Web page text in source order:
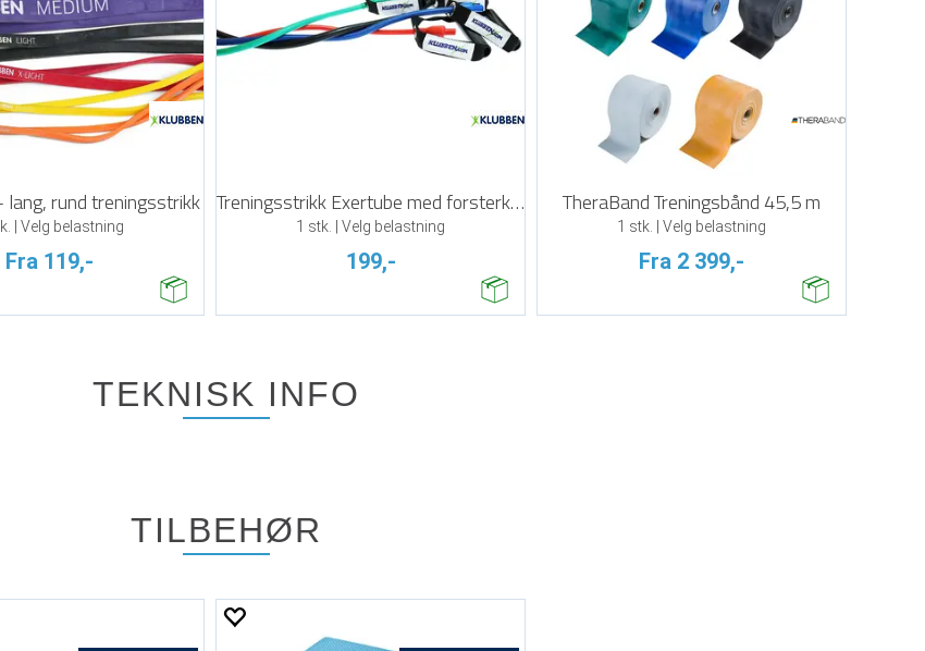
lang, rund treningsstrikk
| Velg belastning
Fra 119,-
Treningsstrikk Exertube med forsterkning
1 stk. | Velg belastning
199,-
TheraBand Treningsbånd 45,5 m
1 stk. | Velg belastning
Fra 2 399,-
TEKNISK INFO
TILBEHØR